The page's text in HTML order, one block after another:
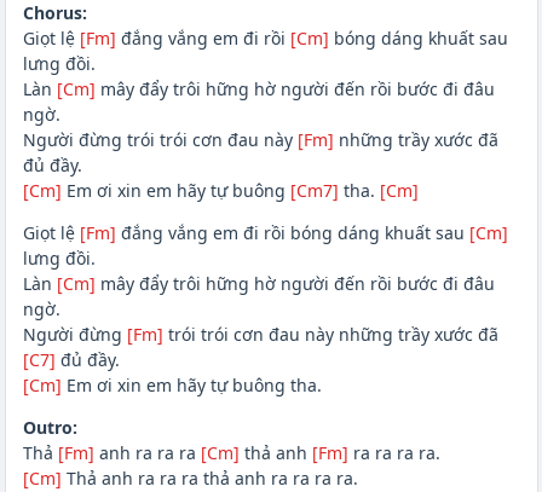
Chorus:
Giọt lệ [Fm] đắng vắng em đi rồi [Cm] bóng dáng khuất sau
lưng đồi.
Làn [Cm] mây đẩy trôi hững hờ người đến rồi bước đi đâu
ngờ.
Người đừng trói trói cơn đau này [Fm] những trầy xước đã
đủ đầy.
[Cm] Em ơi xin em hãy tự buông [Cm7] tha. [Cm]
Giọt lệ [Fm] đắng vắng em đi rồi bóng dáng khuất sau [Cm]
lưng đồi.
Làn [Cm] mây đẩy trôi hững hờ người đến rồi bước đi đâu
ngờ.
Người đừng [Fm] trói trói cơn đau này những trầy xước đã
[C7] đủ đầy.
[Cm] Em ơi xin em hãy tự buông tha.
Outro:
Thả [Fm] anh ra ra ra [Cm] thả anh [Fm] ra ra ra ra.
[Cm] Thả anh ra ra ra thả anh ra ra ra ra.